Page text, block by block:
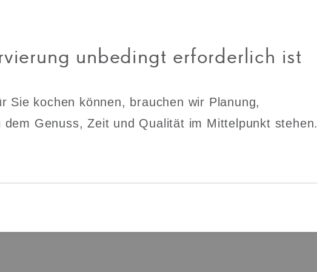
unbedingt erforderlich ist
Sie kochen können, brauchen wir Planung,
Genuss, Zeit und Qualität im Mittelpunkt stehen.